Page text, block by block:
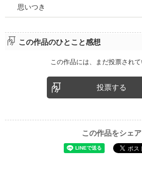
思いつき
この作品のひとこと感想
この作品には、まだ投票されて
投票する
この作品をシェア